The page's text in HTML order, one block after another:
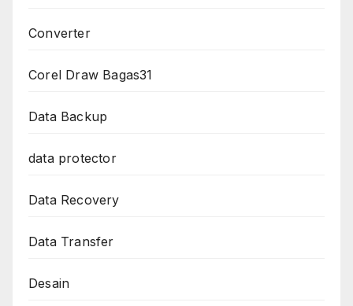
Converter
Corel Draw Bagas31
Data Backup
data protector
Data Recovery
Data Transfer
Desain